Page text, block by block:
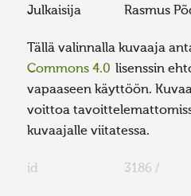
Julkaisija Rasmus
Tällä valinnalla kuvaaja
Commons 4.0 lisenssin
vapaaseen käyttöön.
voittoa
kuvaajalle viitatessa.
id 3186 /